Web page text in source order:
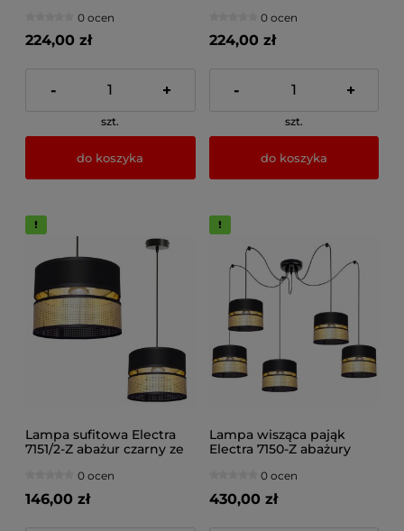
0 ocen
224,00 zł
- +
szt.
do koszyka
0 ocen
224,00 zł
- +
szt.
do koszyka
Lampa sufitowa Electra
7151/2-Z abażur czarny ze
0 ocen
146,00 zł
Lampa wisząca pająk
Electra 7150-Z abażury
0 ocen
430,00 zł